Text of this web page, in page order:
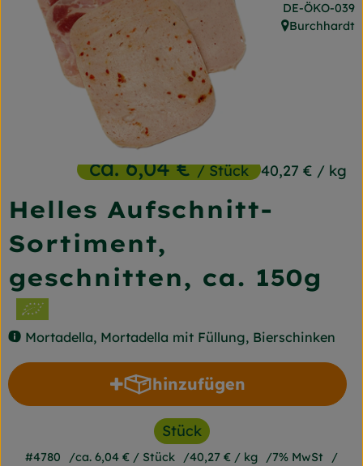
Frischetheke
Naturkost
Getränke
Gartensaison
So geht's
Unsere Kisten
Über uns
Blog
Helles Aufschnitt-
Sortiment,
geschnitten, ca. 150g
Mortadella, Mortadella mit Füllung, Bierschinken
ca. 6,04 €/ Stück 40,27 € / kg
,
DE-ÖKO-039
, Herkunft:
Burchhardt
hinzufügen
Produkt zum Warenkorb
Stück
#4780 ca. 6,04 € / Stück 40,27 € / kg
7% MwSt